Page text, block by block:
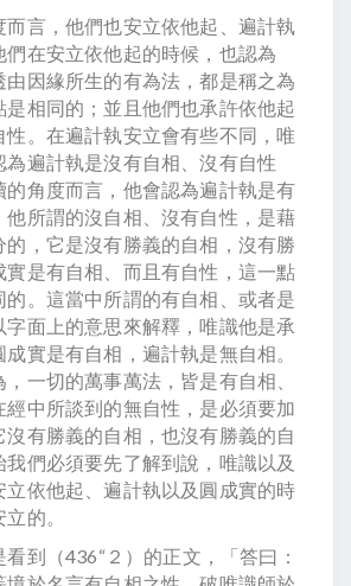
而言，他們也安立依他起、遍計執
們在安立依他起的時候，也認為
由因緣所生的有為法，都是稱之為
是相同的；並且他們也承許依他起
性。在遍計執安立會有些不同，唯
為遍計執是沒有自相、沒有自性
的角度而言，他會認為遍計執是有
他所謂的沒自相、沒有自性，是藉
的，它是沒有勝義的自相，沒有勝
實是有自相、而且有自性，這一點
的。這當中所謂的有自相、或者是
字面上的意思來解釋，唯識他是承
實是有自相，遍計執是無自相。
一切的萬事萬法，皆是有自相、
經中所談到的無自性，是必須要加
沒有勝義的自相，也沒有勝義的自
們必須要先了解到說，唯識以及
立依他起、遍計執以及圓成實的時
的。
到（436“２）的正文，「答曰：